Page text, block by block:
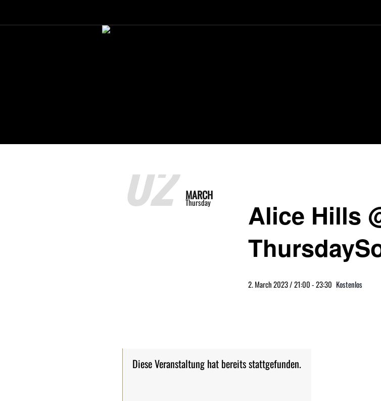
02 MARCH
Thursday
Alice Hills
2. March 2023 / 21:00-23:30 Kostenlos
Diese Veranstaltung hat bereits stattgefunden.